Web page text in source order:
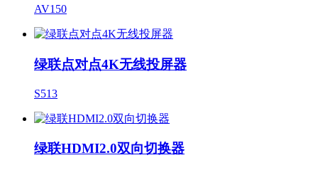
AV150
绿联点对点4K无线投屏器
S513
绿联HDMI2.0双向切换器